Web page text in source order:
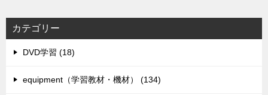
カテゴリー
DVD学習 (18)
equipment（学習教材・機材） (134)